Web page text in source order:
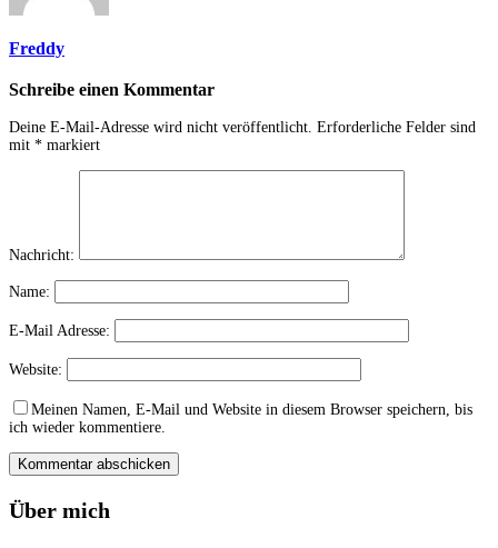
Freddy
Schreibe einen Kommentar
Deine E-Mail-Adresse wird nicht veröffentlicht. Erforderliche Felder sind
mit * markiert
Nachricht:
Name:
E-Mail Adresse:
Website:
Meinen Namen, E-Mail und Website in diesem Browser speichern, bis
ich wieder kommentiere.
Über mich